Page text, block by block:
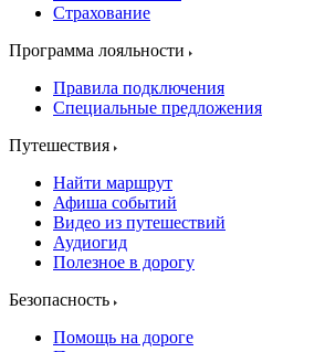
Страхование
Программа лояльности
Правила подключения
Специальные предложения
Путешествия
Найти маршрут
Афиша событий
Видео из путешествий
Аудиогид
Полезное в дорогу
Безопасность
Помощь на дороге